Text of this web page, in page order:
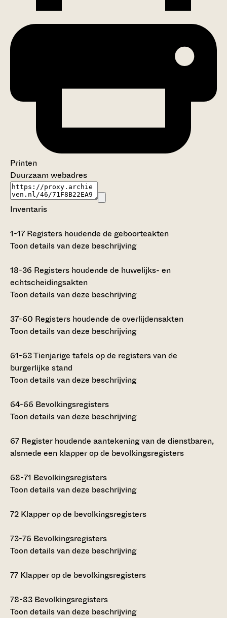
Printen
Duurzaam webadres
Inventaris
1-17 Registers houdende de geboorteakten
Toon details van deze beschrijving
18-36 Registers houdende de huwelijks- en
echtscheidingsakten
Toon details van deze beschrijving
37-60 Registers houdende de overlijdensakten
Toon details van deze beschrijving
61-63Tienjarige tafels op de registers van de
burgerlijke stand
Toon details van deze beschrijving
64-66 Bevolkingsregisters
Toon details van deze beschrijving
67 Register houdende aantekening van de dienstbaren,
alsmede een klapper op de bevolkingsregisters
68-71 Bevolkingsregisters
Toon details van deze beschrijving
72 Klapper op de bevolkingsregisters
73-76 Bevolkingsregisters
Toon details van deze beschrijving
77 Klapper op de bevolkingsregisters
78-83 Bevolkingsregisters
Toon details van deze beschrijving